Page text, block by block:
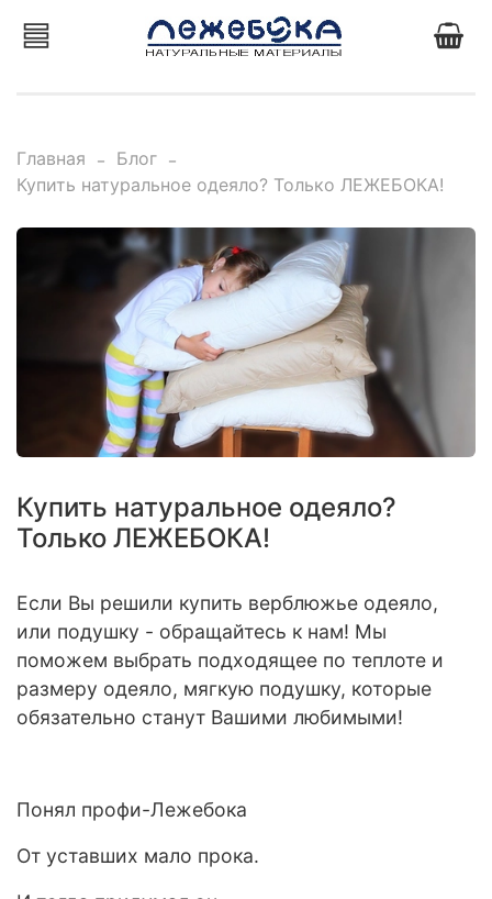
Главная
Блог
Купить натуральное одеяло? Только ЛЕЖЕБОКА!
Купить натуральное одеяло?
Только ЛЕЖЕБОКА!
Если Вы решили купить верблюжье одеяло,
или подушку - обращайтесь к нам! Мы
поможем выбрать подходящее по теплоте и
размеру одеяло, мягкую подушку, которые
обязательно станут Вашими любимыми!
Понял профи-Лежебока
От уставших мало прока.